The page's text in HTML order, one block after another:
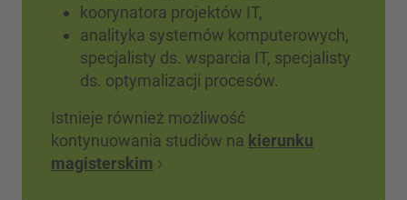
koorynatora projektów IT,
analityka systemów komputerowych,
specjalisty ds. wsparcia IT, specjalisty
ds. optymalizacji procesów.
Istnieje również możliwość
kontynuowania studiów na kierunku
magisterskim